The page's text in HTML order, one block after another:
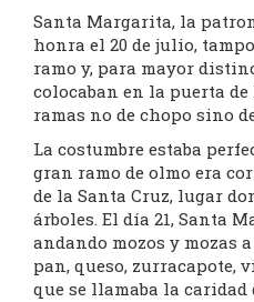
Santa Margarita, la
honra el 20 de julio,
ramo y, para mayor
colocaban en la puerta
ramas no de chopo sino
La costumbre estaba
gran ramo de olmo era
de la Santa Cruz, lugar
árboles. El día 21, Santa
andando mozos y mozas
pan, queso, zurracapote,
que se llamaba la caridad